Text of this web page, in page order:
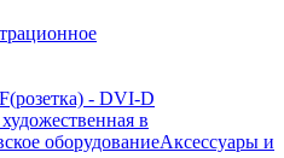
- DVI-D
в
оборудованиеАксессуары и